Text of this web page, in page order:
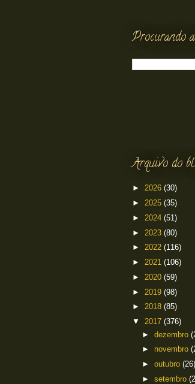
Procurando
Arquivo do
► 2026 (30)
► 2025 (35)
► 2024 (51)
► 2023 (80)
► 2022 (116)
► 2021 (106)
► 2020 (59)
► 2019 (98)
► 2018 (85)
▼ 2017 (376)
► dezembro
► novembro
► outubro (26)
► setembro